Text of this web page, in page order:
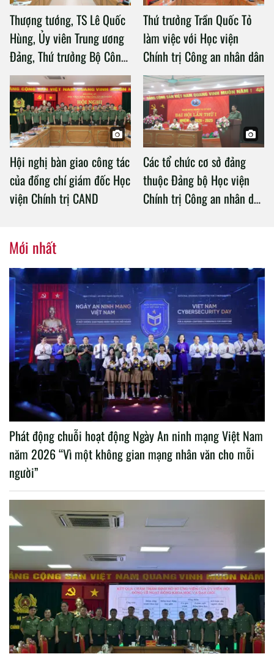
Thượng tướng, TS Lê Quốc
Hùng, Ủy viên Trung ương
Đảng, Thứ trưởng Bộ Công
an làm việc với Học viện
Chính trị Công an nhân dân
Thứ trưởng Trần Quốc Tỏ
làm việc với Học viện
Chính trị Công an nhân dân
Hội nghị bàn giao công tác
của đồng chí giám đốc Học
viện Chính trị CAND
Các tổ chức cơ sở đảng
thuộc Đảng bộ Học viện
Chính trị Công an nhân dân
Mới nhất
Phát động chuỗi hoạt động Ngày An ninh mạng Việt Nam
năm 2026 “Vì một không gian mạng nhân văn cho mỗi
người”